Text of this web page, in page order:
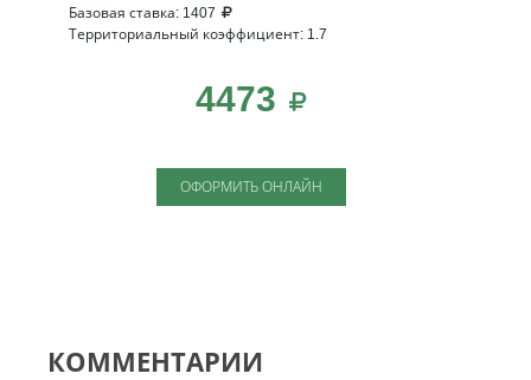
Базовая ставка: 1407
Территориальный коэффициент: 1.7
4473
ОФОРМИТЬ ОНЛАЙН
КОММЕНТАРИИ